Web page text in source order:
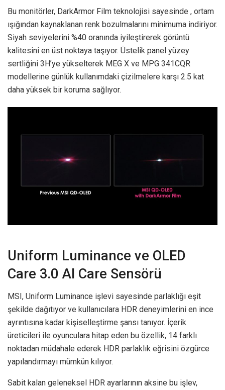
Bu monitörler, DarkArmor Film teknolojisi sayesinde , ortam
ışığından kaynaklanan renk bozulmalarını minimuma indiriyor.
Siyah seviyelerini %40 oranında iyileştirerek görüntü
kalitesini en üst noktaya taşıyor. Üstelik panel yüzey
sertliğini 3H’ye yükselterek MEG X ve MPG 341CQR
modellerine günlük kullanımdaki çizilmelere karşı 2.5 kat
daha yüksek bir koruma sağlıyor.
Uniform Luminance ve OLED
Care 3.0 AI Care Sensörü
MSI, Uniform Luminance işlevi sayesinde parlaklığı eşit
şekilde dağıtıyor ve kullanıcılara HDR deneyimlerini en ince
ayrıntısına kadar kişiselleştirme şansı tanıyor. İçerik
üreticileri ile oyunculara hitap eden bu özellik, 14 farklı
noktadan müdahale ederek HDR parlaklık eğrisini özgürce
yapılandırmayı mümkün kılıyor.
Sabit kalan geleneksel HDR ayarlarının aksine bu işlev,